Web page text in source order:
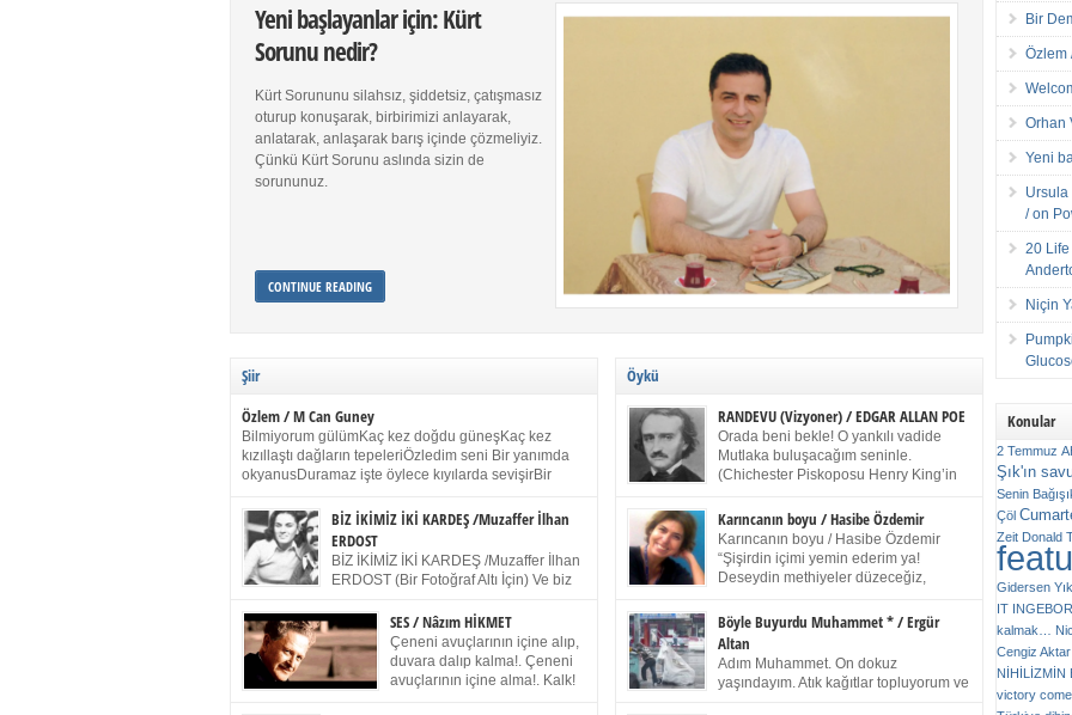
Yeni başlayanlar için: Kürt
Sorunu nedir?
Kürt Sorununu silahsız, şiddetsiz, çatışmasız
oturup konuşarak, birbirimizi anlayarak,
anlatarak, anlaşarak barış içinde çözmeliyiz.
Çünkü Kürt Sorunu aslında sizin de
sorununuz.
CONTINUE READING
Şiir
Özlem / M Can Guney
Bilmiyorum gülümKaç kez doğdu güneşKaç kez
kızıllaştı dağların tepeleriÖzledim seni Bir yanımda
okyanusDuramaz işte öylece kıyılarda sevişirBir
dururSokulur yalnızlığıma kokun olur Gözlerim bir
buruk gülümsemeDudağımda buğusu
öpüşlerinGeceler boyuÖzledim seni 2004 Haziran
Sydney / Toplumsal Kaynak / Memduh Güney
BİZ İKİMİZ İKİ KARDEŞ /Muzaffer İlhan
ERDOST
BİZ İKİMİZ İKİ KARDEŞ /Muzaffer İlhan
ERDOST (Bir Fotoğraf Altı İçin) Ve biz
Duracağız Fotoğrafımızda durduğumuz gibi Benim
ellerimde kelepçe Yüzümde yapay bir gülüş
(Kelepçeyi yadırgamanın gülüşü belki İlk kez olduğu
için Sonra alıştım Ve unuttum sonra kelepçeyi
SES / Nâzım HİKMET
Çeneni avuçlarının içine alıp,
duvara dalıp kalma!. Çeneni
avuçlarının içine alma!. Kalk!
Öykü
RANDEVU (Vizyoner) / EDGAR ALLAN POE
Orada beni bekle! O yankılı vadide
Mutlaka buluşacağım seninle.
(Chichester Piskoposu Henry King’in
Talihsiz ve gizemli adam! – Sen ki kendi hayal
gücünün parlaklığıyla afalladın, gençliğinin alevleri
arasına düştün! Hayalimde seni tekrar görüyorum!
Bir kez daha önümde duruyor siluetin! – Olduğun –
ah olduğun gibi değil soğuk vadide ve gölgelerin […]
Karıncanın boyu / Hasibe Özdemir
Karıncanın boyu / Hasibe Özdemir
“Şişirdin içimi yemin ederim ya!
Deseydin methiyeler düzeceğiz,
titriyor. “Sana gel demedim kızım.” diyorum sakince.
“Takıldın peşime madem, ne duyarsan
katlanacaksın.” Bir sigara yakıyor. Başını yana yatırıp,
bezmiş annelerin yılgın bakışıyla süzüyor beni.
Kaşlarımı kaldırıp ona bakıyorum ben de. Pes ediyor.
Böyle Buyurdu Muhammet * / Ergür
Altan
Adım Muhammet. On dokuz
yaşındayım. Atık kağıtlar topluyorum ve
Bir
Özlem
Orhan
Yeni
Ursula
/ on
20
Niçin
Konular
2 Temmuz
Şık'ın
Senin
Çöl
Zeit Donald
Gidersen
IT
kalmak…
Cengiz Aktar
NİHİLİZMİN
victory